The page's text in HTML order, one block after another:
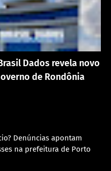
Dados revela novo
de Rondônia
Denúncias apontam
na prefeitura de Porto